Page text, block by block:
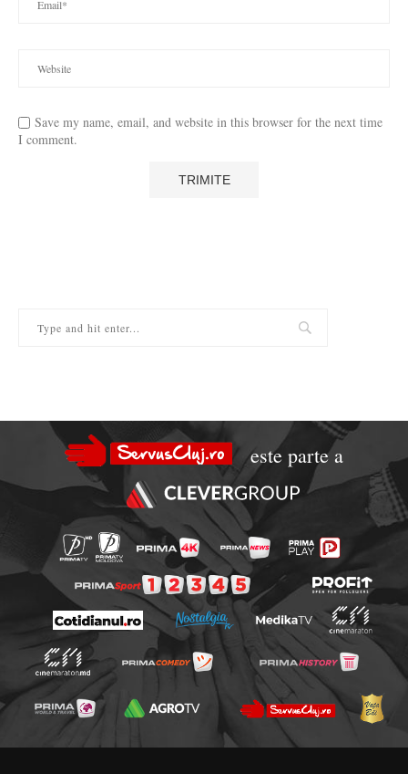
Save my name, email, and website in this browser for the next time
I comment.
este parte a